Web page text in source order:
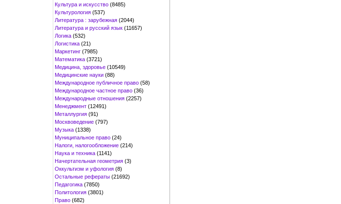
Культура и искусство (8485)
Культурология (537)
Литература : зарубежная (2044)
Литература и русский язык (11657)
Логика (532)
Логистика (21)
Маркетинг (7985)
Математика (3721)
Медицина, здоровье (10549)
Медицинские науки (88)
Международное публичное право (58)
Международное частное право (36)
Международные отношения (2257)
Менеджмент (12491)
Металлургия (91)
Москвоведение (797)
Музыка (1338)
Муниципальное право (24)
Налоги, налогообложение (214)
Наука и техника (1141)
Начертательная геометрия (3)
Оккультизм и уфология (8)
Остальные рефераты (21692)
Педагогика (7850)
Политология (3801)
Право (682)